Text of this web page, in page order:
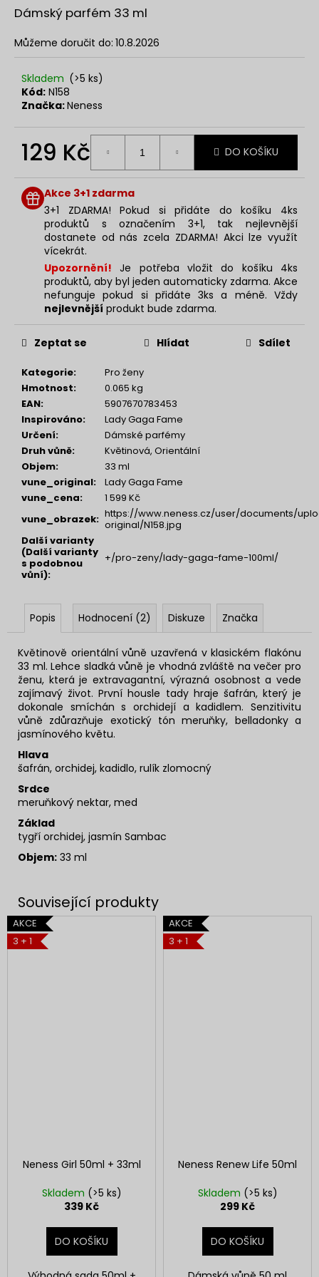
z
5
Dámský parfém 33 ml
Můžeme doručit do: 10.8.2026
Skladem (>5 ks)
Kód: N158
Značka:Neness
129 Kč
cena:
DO KOŠÍKU
Akce 3+1 zdarma
3+1 ZDARMA! Pokud si přidáte do košíku 4ks
produktů s označením 3+1, tak nejlevnější
dostanete od nás zcela ZDARMA! Akci lze využít
vícekrát.
Upozornění! Je potřeba vložit do košíku 4ks
produktů, aby byl jeden automaticky zdarma. Akce
nefunguje pokud si přidáte 3ks a méně. Vždy
nejlevnější produkt bude zdarma.
Kategorie:
Pro ženy
Hmotnost:
0.065 kg
EAN:
5907670783453
Inspirováno:
Lady Gaga Fame
Určení:
Dámské parfémy
Druh vůně:
Květinová, Orientální
Objem:
33 ml
vune_original:
Lady Gaga Fame
vune_cena:
1 599 Kč
vune_obrazek: https://www.neness.cz/user/documents/
original/N158.jpg
Další varianty
(Další varianty
s podobnou
vůní):
+/pro-zeny/lady-gaga-fame-100ml/
Zeptat se Hlídat Sdílet
Popis Hodnocení (2) Diskuze Značka
Květinově orientální vůně uzavřená v klasickém flakónu
33 ml. Lehce sladká vůně je vhodná zvláště na večer pro
ženu, která je extravagantní, výrazná osobnost a vede
zajímavý život.První housle tady hraje šafrán, který je
dokonale smíchán s orchidejí a kadidlem. Senzitivitu
vůně zdůrazňuje exotický tón meruňky, belladonky a
jasmínového květu.
Hlava
šafrán, orchidej, kadidlo, rulík zlomocný
Srdce
meruňkový nektar, med
Základ
tygří orchidej, jasmín Sambac
Objem: 33 ml
AKCE
3 + 1
Neness Girl 50ml + 33ml
Skladem (>5 ks)
339 Kč
DO KOŠÍKU
AKCE
3 + 1
Neness Renew Life 50ml
Skladem (>5 ks)
299 Kč
DO KOŠÍKU
u
e
e
JEWEL
33ML
129
Kč